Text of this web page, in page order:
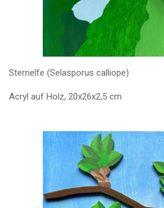
Sternelfe (Selasporus calliope)
Acryl auf Holz, 20x26x2,5 cm